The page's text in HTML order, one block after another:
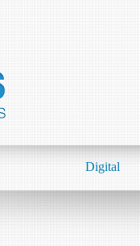
Digital